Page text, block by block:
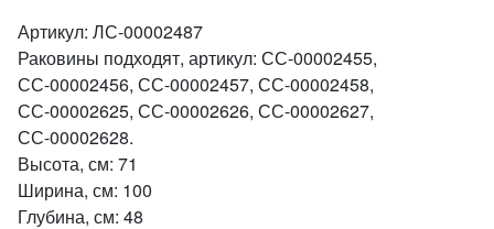
Артикул: ЛС-00002487
Раковины подходят, артикул: СС-00002455,
СС-00002456, СС-00002457, СС-00002458,
СС-00002625, СС-00002626, СС-00002627,
СС-00002628.
Высота, см: 71
Ширина, см: 100
Глубина, см: 48